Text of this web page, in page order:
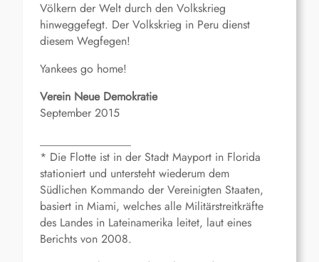
Völkern der Welt durch den Volkskrieg
hinweggefegt. Der Volkskrieg in Peru dienst
diesem Wegfegen!
Yankees go home!
Verein Neue Demokratie
September 2015
* Die Flotte ist in der Stadt Mayport in Florida
stationiert und untersteht wiederum dem
Südlichen Kommando der Vereinigten Staaten,
basiert in Miami, welches alle Militärstreitkräfte
des Landes in Lateinamerika leitet, laut eines
Berichts von 2008.